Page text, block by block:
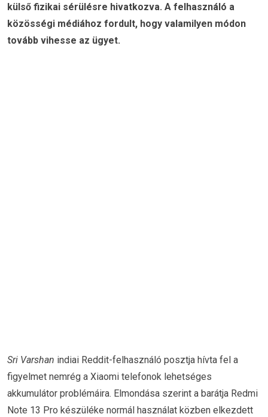
külső fizikai sérülésre hivatkozva. A felhasználó a
közösségi médiához fordult, hogy valamilyen módon
tovább vihesse az ügyet.
Sri Varshan indiai Reddit-felhasználó posztja hívta fel a
figyelmet nemrég a Xiaomi telefonok lehetséges
akkumulátor problémáira. Elmondása szerint a barátja Redmi
Note 13 Pro készüléke normál használat közben elkezdett